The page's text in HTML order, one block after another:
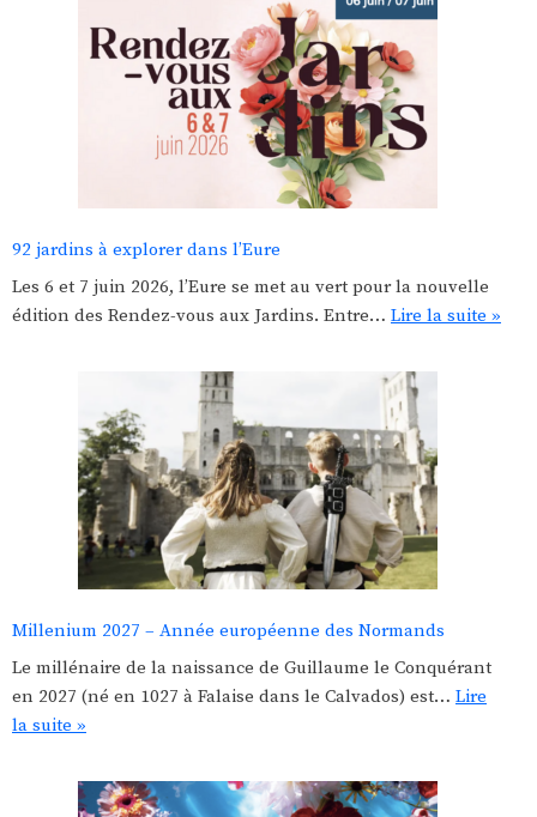
92 jardins à explorer dans l’Eure
Les 6 et 7 juin 2026, l’Eure se met au vert pour la nouvelle
édition des Rendez-vous aux Jardins. Entre… Lire la suite »
Millenium 2027 – Année européenne des Normands
Le millénaire de la naissance de Guillaume le Conquérant
en 2027 (né en 1027 à Falaise dans le Calvados) est… Lire
la suite »